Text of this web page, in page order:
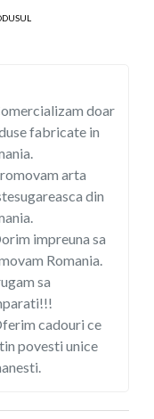
doar
fabricate in
arta
din
impreuna sa
Romania.
sa
cadouri ce
povesti unice